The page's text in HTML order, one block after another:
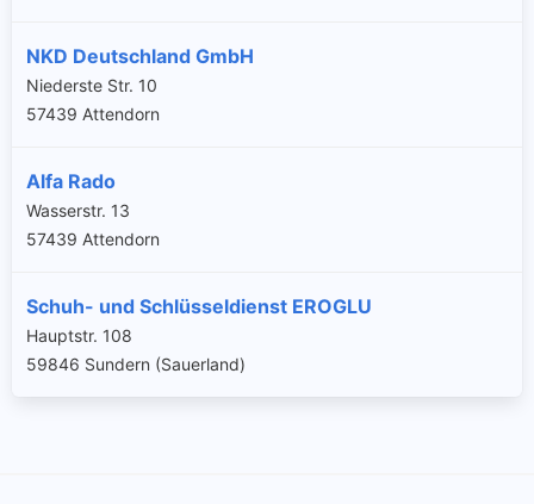
NKD Deutschland GmbH
Niederste Str. 10
57439 Attendorn
Alfa Rado
Wasserstr. 13
57439 Attendorn
Schuh- und Schlüsseldienst EROGLU
Hauptstr. 108
59846 Sundern (Sauerland)